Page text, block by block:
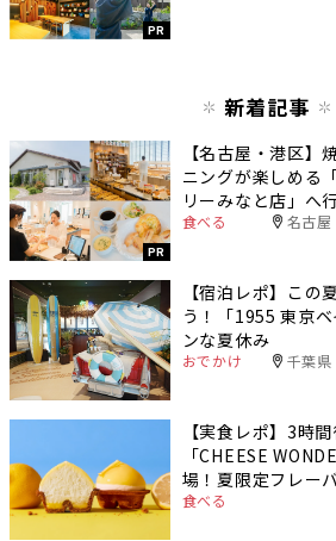
PR
新着記事
PR
【名古屋・港区】
ニングが楽しめる
リーみなと店」へ
食べる 名古屋
【宿泊レポ】この
う！「1955 東京
ンな夏休み
おでかけ 千葉県
【実食レポ】3時
「CHEESE
場！夏限定フレー
食べる